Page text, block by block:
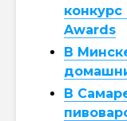
Awards
В
В